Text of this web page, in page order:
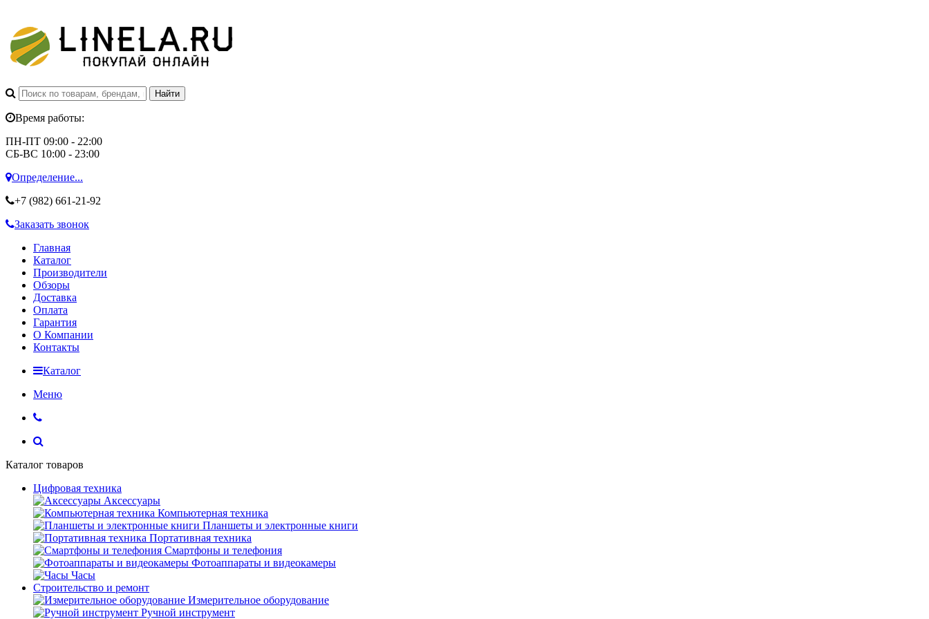
Время работы:
ПН-ПТ 09:00 - 22:00
СБ-ВС 10:00 - 23:00
Определение...
+7 (982) 661-21-92
Заказать звонок
Главная
Каталог
Производители
Обзоры
Доставка
Оплата
Гарантия
О Компании
Контакты
Каталог
Меню
Каталог товаров
Цифровая техника
Аксессуары
Компьютерная техника
Планшеты и электронные книги
Портативная техника
Смартфоны и телефония
Фотоаппараты и видеокамеры
Часы
Строительство и ремонт
Измерительное оборудование
Ручной инструмент